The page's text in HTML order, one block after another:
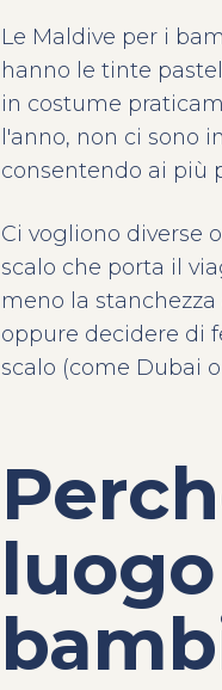
Le Maldive per i
hanno le tinte
in costume
l'anno, non ci sono
consentendo ai più
Ci vogliono diverse
scalo che porta il
meno la
oppure decidere di
scalo (come Dubai